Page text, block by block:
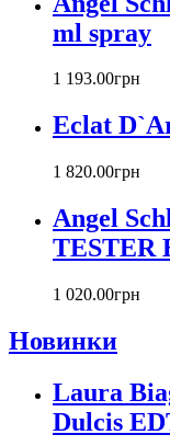
Bvlgari
Byblos
Calvin Klein
Canali
Carla Fracci
Carolina Herrera
Caron
Cartier
Chanel
Chloe
Chopard
Christian
Christian Dior
ml spray
1 193.00грн
Eclat
1 820.00грн
Angel
TESTER
1 020.00грн
Новинки
Laura
Dulcis